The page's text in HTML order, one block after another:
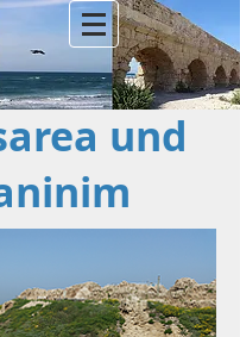
und